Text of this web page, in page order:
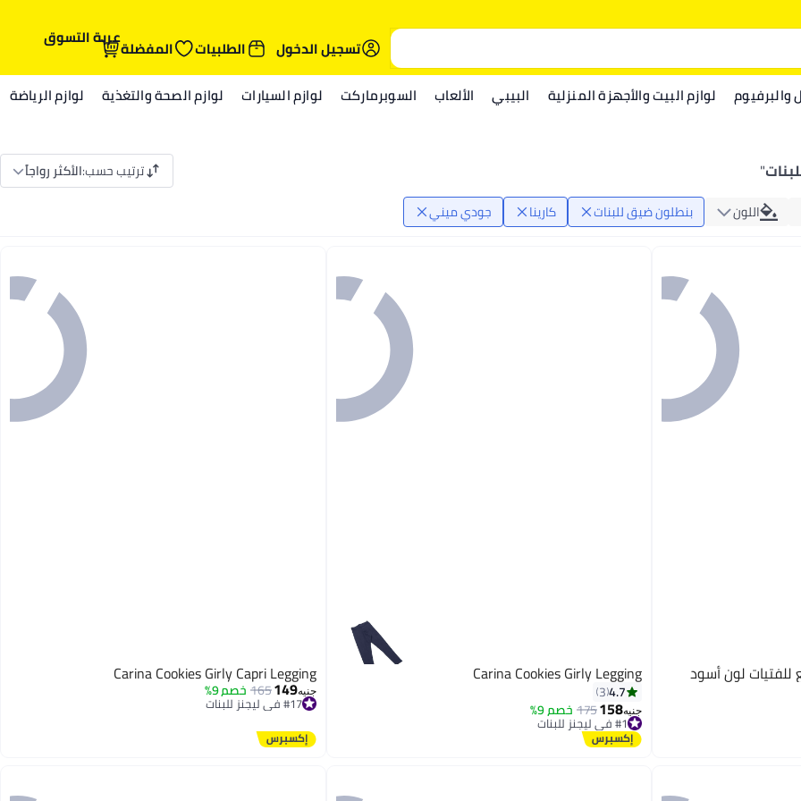
تسجيل الدخول
الطلبيات المفضلةعربة التسوق
والبرفيوم لوازم البيت والأجهزة المنزلية البيبي الألعاب السوبرماركت لوازم السيارات لوازم الصحة والتغذية لوازم الرياضة
" ترتيب حسب:الأكثر رواجاً
اللون بنطلون ضيق للبنات كارينا جودي ميني
للفتيات لون أسود Carina Cookies Girly Legging
4.7
3
جنيه158
175خصم 9%
#1 في ليجنز للبنات
توصيل مجاني
#1 في ليجنز للبنات
Carina Cookies Girly Capri Legging
جنيه149
165خصم 9%
#17 في ليجنز للبنات
توصيل مجاني
#17 في ليجنز للبنات